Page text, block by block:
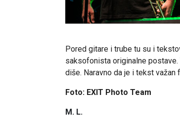
Pored gitare i trube tu su i
saksofonista originalne postave.
diše. Naravno da je i tekst
Foto: EXIT Photo Team
M. L.